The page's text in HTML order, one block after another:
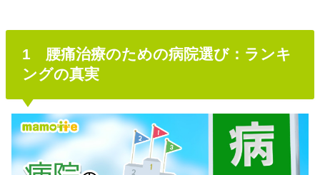
1 腰痛治療のための病院選び：ランキ
ングの真実